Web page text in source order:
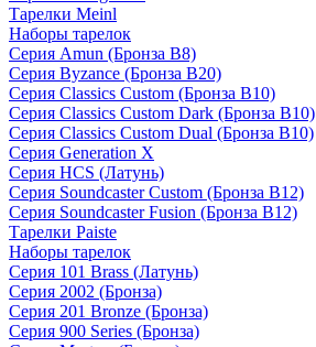
Тарелки Meinl
Наборы тарелок
Серия Amun (Бронза B8)
Серия Byzance (Бронза B20)
Серия Classics Custom (Бронза B10)
Серия Classics Custom Dark (Бронза B10)
Серия Classics Custom Dual (Бронза B10)
Серия Generation X
Серия HCS (Латунь)
Серия Soundcaster Custom (Бронза B12)
Серия Soundcaster Fusion (Бронза B12)
Тарелки Paiste
Наборы тарелок
Серия 101 Brass (Латунь)
Серия 2002 (Бронза)
Серия 201 Bronze (Бронза)
Серия 900 Series (Бронза)